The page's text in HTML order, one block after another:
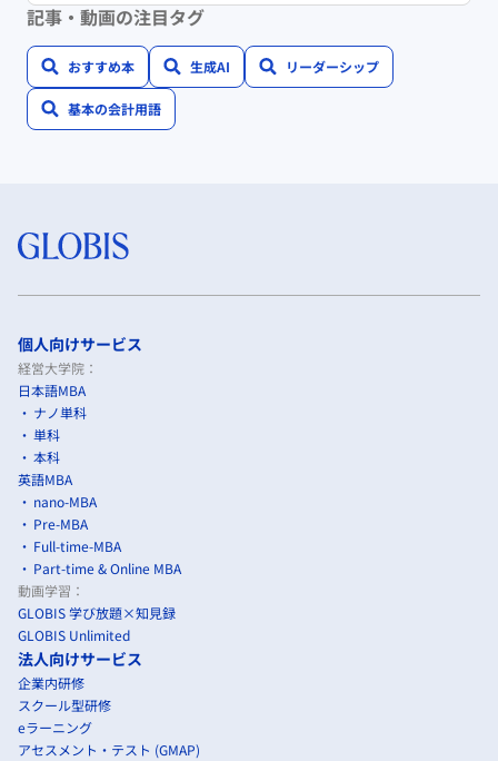
記事・動画の注目タグ
おすすめ本 生成AI リーダーシップ
基本の会計用語
個人向けサービス
経営大学院：
日本語MBA
ナノ単科
単科
本科
英語MBA
nano-MBA
Pre-MBA
Full-time-MBA
Part-time & Online MBA
動画学習：
GLOBIS 学び放題×知見録
GLOBIS Unlimited
法人向けサービス
企業内研修
スクール型研修
eラーニング
アセスメント・テスト (GMAP)